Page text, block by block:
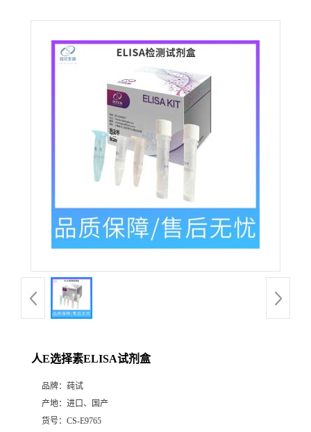
人E选择素ELISA试剂盒
品牌： 莼试
产地： 进口、国产
货号： CS-E9765